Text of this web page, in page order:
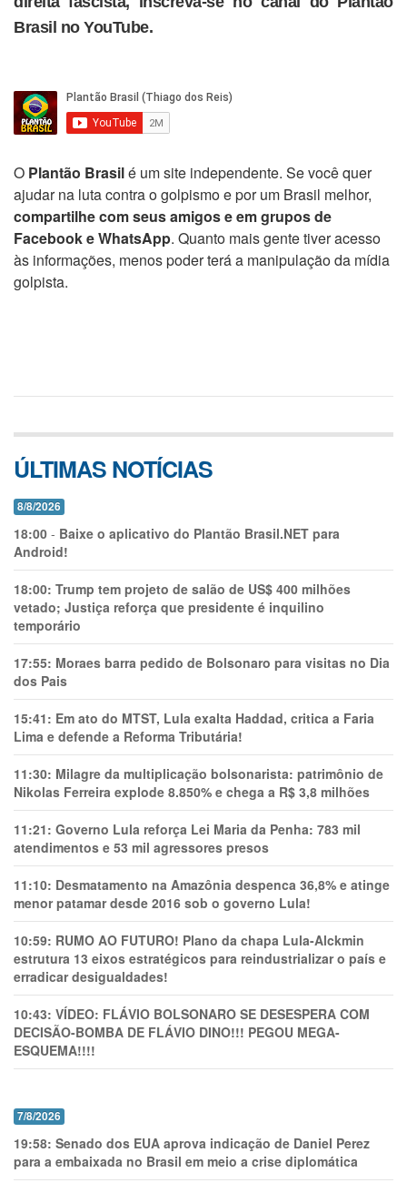
Brasil no YouTube.
O Plantão Brasilé um site independente. Se você quer
ajudar na luta contra o golpismo e por um Brasil melhor,
compartilhe com seus amigos e em grupos de
Facebook e WhatsApp. Quanto mais gente tiver acesso
às informações, menos poder terá a manipulação da mídia
golpista.
ÚLTIMAS NOTÍCIAS
8/8/2026
18:00 - Baixe o aplicativo do Plantão Brasil.NET para
Android!
18:00: Trump tem projeto de salão de US$ 400 milhões
vetado; Justiça reforça que presidente é inquilino
temporário
17:55: Moraes barra pedido de Bolsonaro para visitas no Dia
dos Pais
15:41: Em ato do MTST, Lula exalta Haddad, critica a Faria
Lima e defende a Reforma Tributária!
11:30: Milagre da multiplicação bolsonarista: patrimônio de
Nikolas Ferreira explode 8.850% e chega a R$ 3,8 milhões
11:21: Governo Lula reforça Lei Maria da Penha: 783 mil
atendimentos e 53 mil agressores presos
11:10: Desmatamento na Amazônia despenca 36,8% e atinge
menor patamar desde 2016 sob o governo Lula!
10:59: RUMO AO FUTURO! Plano da chapa Lula-Alckmin
estrutura 13 eixos estratégicos para reindustrializar o país e
erradicar desigualdades!
10:43: VÍDEO: FLÁVIO BOLSONARO SE DESESPERA COM
DECISÃO-BOMBA DE FLÁVIO DINO!!! PEGOU MEGA-
ESQUEMA!!!!
7/8/2026
19:58: Senado dos EUA aprova indicação de Daniel Perez
para a embaixada no Brasil em meio a crise diplomática